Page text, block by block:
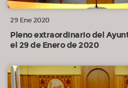
29 Ene 2020
Pleno extraordinario del
el 29 de Enero de 2020